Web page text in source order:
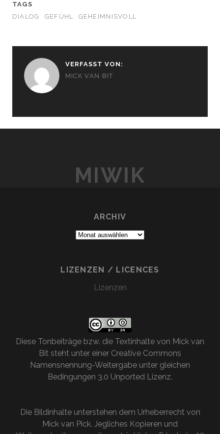
TAGS
DIALOG
GEFÜHL GEHEIMNISVOLL
VERFASST VON:
MICK VAN BIT
MIWIK
ARCHIV
Archiv
LIZENZEN / LICENCES
Lizenzen
Diese Tonbeiträge bzw. die Textinhalte von Mick van
Bit steht unter einer Creative Commons
Namensnennung-Weitergabe unter gleichen
Bedingungen 3.0 Unported Lizenz.
Die Bildinhalte unterstehen dem Urheberrecht von
Mick van Pick. Jegliches Kopieren und